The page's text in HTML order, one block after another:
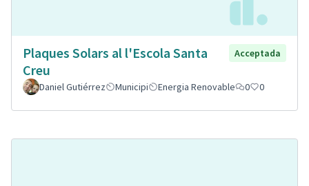
Plaques Solars al l'Escola Santa
Creu
Acceptada
Daniel Gutiérrez Municipi Energia Renovable 0 0